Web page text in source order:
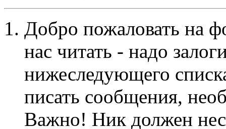
Добро пожаловать на
нас читать - надо
нижеследующего
писать сообщения,
Важно! Ник должен